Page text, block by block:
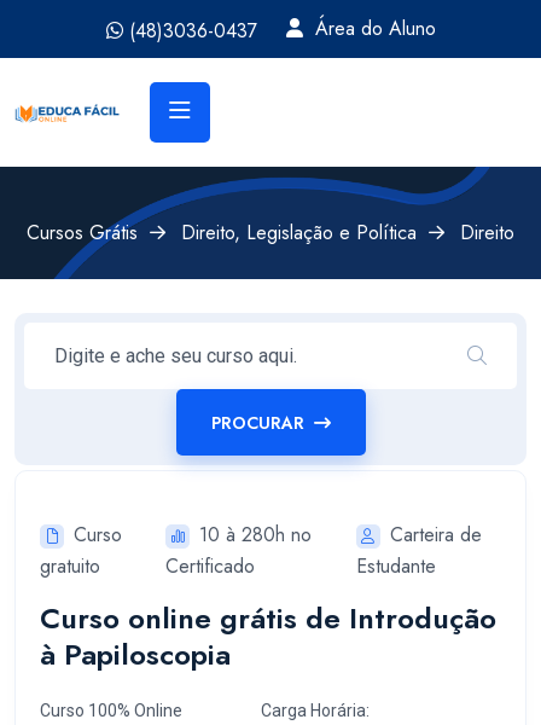
(48)3036-0437 Área do Aluno
Cursos Grátis Direito, Legislação e Política Direito
PROCURAR
Curso
gratuito
10 à 280h no
Certificado
Carteira de
Estudante
Curso online grátis de Introdução
à Papiloscopia
Curso 100% Online Carga Horária: